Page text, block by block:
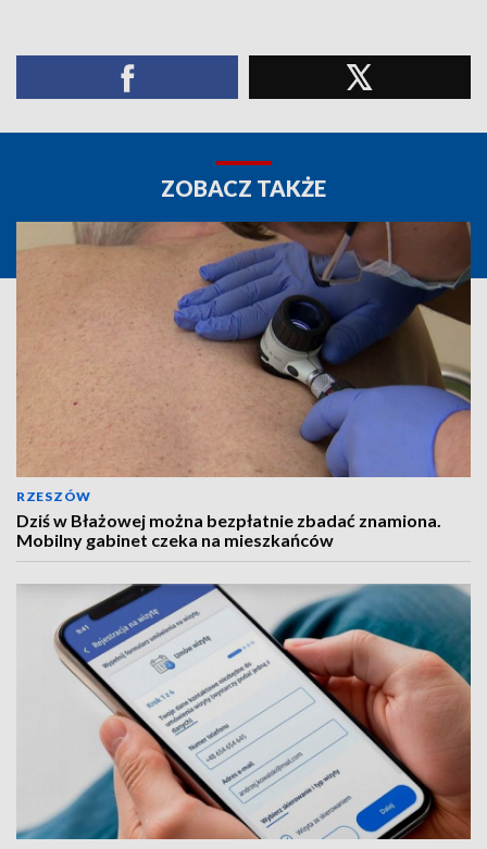
ZOBACZ TAKŻE
RZESZÓW
Dziś w Błażowej można bezpłatnie zbadać znamiona.
Mobilny gabinet czeka na mieszkańców